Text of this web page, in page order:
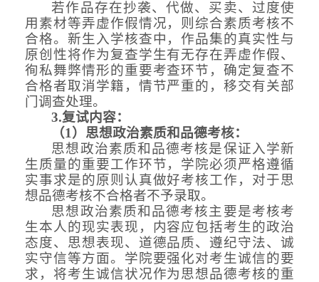
若作品存在抄袭、代做、买卖、过度使
用素材等弄虚作假情况，则综合素质考核不
合格。新生入学核查中，作品集的真实性与
原创性将作为复查学生有无存在弄虚作假、
徇私舞弊情形的重要考查环节，确定复查不
合格者取消学籍，情节严重的，移交有关部
门调查处理。
3.复试内容：
（1 ） 思想政治素质和品德考核：
思想政治素质和品德考核是保证入学新
生质量的重要工作环节，学院必须严格遵循
实事求是的原则认真做好考核工作，对于思
想品德考核不合格者不予录取。
思想政治素质和品德考核主要是考核考
生本人的现实表现，内容应包括考生的政治
态度、思想表现、道德品质、遵纪守法、诚
实守信等方面。学院要强化对考生诚信的要
求，将考生诚信状况作为思想品德考核的重